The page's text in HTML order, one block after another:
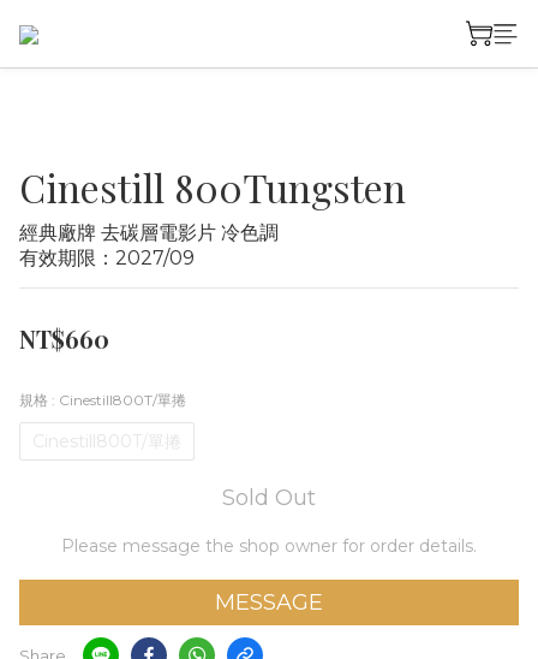
Cinestill 800Tungsten
經典廠牌 去碳層電影片 冷色調
有效期限：2027/09
NT$660
規格 : Cinestill800T/單捲
Cinestill800T/單捲
Sold Out
Please message the shop owner for order details.
MESSAGE
Share